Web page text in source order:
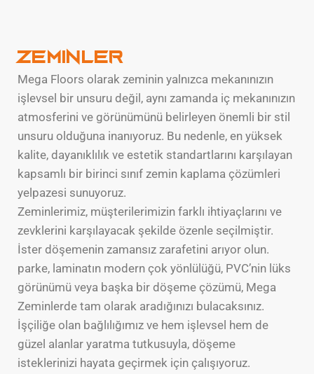
Zeminler
Mega Floors olarak zeminin yalnızca mekanınızın
işlevsel bir unsuru değil, aynı zamanda iç mekanınızın
atmosferini ve görünümünü belirleyen önemli bir stil
unsuru olduğuna inanıyoruz. Bu nedenle, en yüksek
kalite, dayanıklılık ve estetik standartlarını karşılayan
kapsamlı bir birinci sınıf zemin kaplama çözümleri
yelpazesi sunuyoruz.
Zeminlerimiz, müşterilerimizin farklı ihtiyaçlarını ve
zevklerini karşılayacak şekilde özenle seçilmiştir.
İster döşemenin zamansız zarafetini arıyor olun.
parke, laminatın modern çok yönlülüğü, PVC’nin lüks
görünümü veya başka bir döşeme çözümü, Mega
Zeminlerde tam olarak aradığınızı bulacaksınız.
İşçiliğe olan bağlılığımız ve hem işlevsel hem de
güzel alanlar yaratma tutkusuyla, döşeme
isteklerinizi hayata geçirmek için çalışıyoruz.